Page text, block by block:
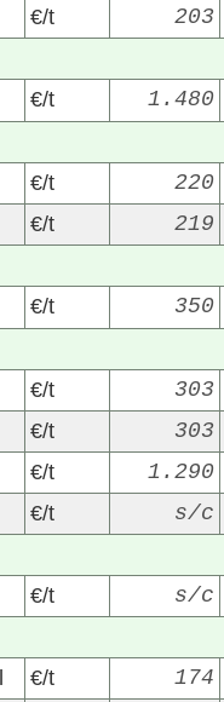
€/t 203
€/t 1.480
€/t 220
€/t 219
€/t 350
€/t 303
€/t 303
€/t 1.290
€/t s/c
€/t s/c
€/t 174